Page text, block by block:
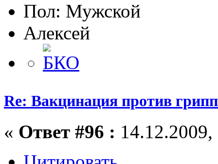
Пол:
Алексей
Re: Вакцинация против
« Ответ #96 :